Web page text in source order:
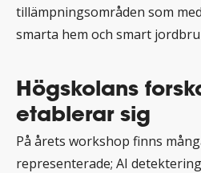
tillämpningsområden som
smarta hem och smart
Högskolans
etablerar sig
På årets workshop finns
representerade; AI